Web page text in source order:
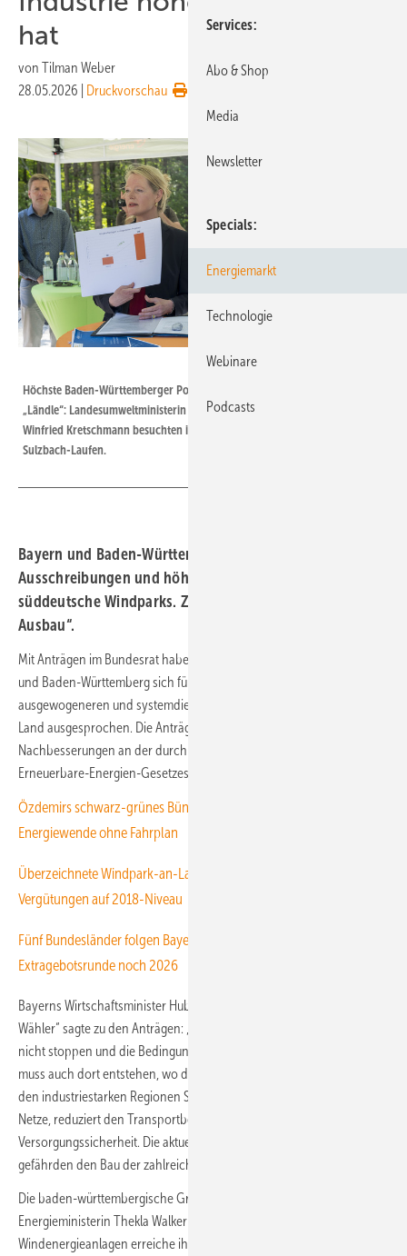
hat
von Tilman Weber
28.05.2026
Druckvorschau
Staatsministerium Baden-Wuerttemberg
Höchste Baden-Württemberger Politprominenz wirbt für Windkraft im
„Ländle“: Landesumweltministerin Thekla Walker und Ex-Ministerpräsident
Winfried Kretschmann besuchten im Mai 2023 den entstehenden Windpark
Sulzbach-Laufen.
Bayern und Baden-Württemberg fordern gezielte
Ausschreibungen und höhere Vergütungen für
süddeutsche Windparks. Ziel ist „systemdienlicher
Ausbau“.
Mit Anträgen im Bundesrat haben die Landesregierungen von Bayern
und Baden-Württemberg sich für einen schnelleren, regional
ausgewogeneren und systemdienlichen Ausbau der Windenergie an
Land ausgesprochen. Die Anträge zielen konkret auf mehrere
Nachbesserungen an der durch die Regierung geplanten Novelle des
Erneuerbare-Energien-Gesetzes (EEG) .
Özdemirs schwarz-grünes Bündnis beschließt anhaltende
Energiewende ohne Fahrplan
Überzeichnete Windpark-an-Land-Ausschreibung senkt
Vergütungen auf 2018-Niveau
Fünf Bundesländer folgen Bayern-Initiative für Windkraft-
Extragebotsrunde noch 2026
Bayerns Wirtschaftsminister Hubert Aiwanger von der Partei „Freie
Wähler“ sagte zu den Anträgen: „Jetzt darf der Bund unsere Erfolge
nicht stoppen und die Bedingungen verschlechtern. Windenergie
muss auch dort entstehen, wo der Strom gebraucht wird – gerade in
den industriestarken Regionen Süddeutschlands. Das entlastet die
Netze, reduziert den Transportbedarf und stärkt unsere
Versorgungssicherheit. Die aktuellen Planungen im EEG-Entwurf
gefährden den Bau der zahlreichen, bereits genehmigten Projekte.“
Die baden-württembergische Grünen-Politikerin und Umwelt- und
Energieministerin Thekla Walker warnte, mit den bisher angemeldeten
Windenergieanlagen erreiche ihr Bundesland sein Klimaziel für 2030
Services
Abo & Shop
Media
Newsletter
Specials
Energiemarkt
Technologie
Webinare
Podcasts